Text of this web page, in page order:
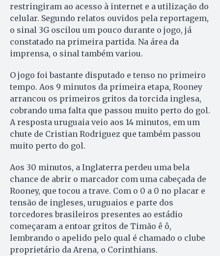
restringiram ao acesso à internet e a utilização do
celular. Segundo relatos ouvidos pela reportagem,
o sinal 3G oscilou um pouco durante o jogo, já
constatado na primeira partida. Na área da
imprensa, o sinal também variou.
O jogo foi bastante disputado e tenso no primeiro
tempo. Aos 9 minutos da primeira etapa, Rooney
arrancou os primeiros gritos da torcida inglesa,
cobrando uma falta que passou muito perto do gol.
A resposta uruguaia veio aos 14 minutos, em um
chute de Cristian Rodriguez que também passou
muito perto do gol.
Aos 30 minutos, a Inglaterra perdeu uma bela
chance de abrir o marcador com uma cabeçada de
Rooney, que tocou a trave. Com o 0 a 0 no placar e
tensão de ingleses, uruguaios e parte dos
torcedores brasileiros presentes ao estádio
começaram a entoar gritos de Timão ê ô,
lembrando o apelido pelo qual é chamado o clube
proprietário da Arena, o Corinthians.